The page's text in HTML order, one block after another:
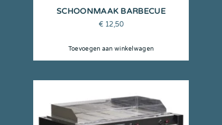
SCHOONMAAK BARBECUE
€ 12,50
Toevoegen aan winkelwagen